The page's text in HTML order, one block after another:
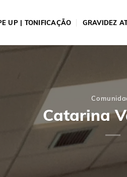
UP | TONIFICAÇÃO GRAVIDEZ
Catarina